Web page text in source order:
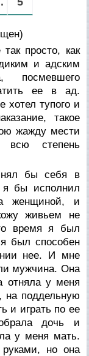
просто, как
и адским
посмевшего
ее в ад.
тупого и
такое
жажду мести
всю степень
бы себя в
я бы исполнил
женщиной, и
живьем не
время я был
я был способен
нее. И мне
мужчина. Она
отняла у меня
поддельную
и играть по ее
дочь и
у меня мать.
но она